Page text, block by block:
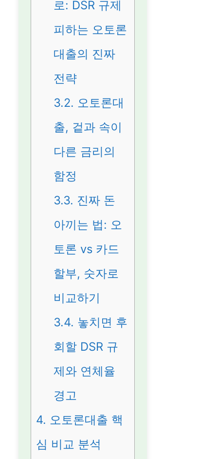
로: DSR 규제
피하는 오토론
대출의 진짜
전략
3.2. 오토론대
출, 겉과 속이
다른 금리의
함정
3.3. 진짜 돈
아끼는 법: 오
토론 vs 카드
할부, 숫자로
비교하기
3.4. 놓치면 후
회할 DSR 규
제와 연체율
경고
4. 오토론대출 핵
심 비교 분석